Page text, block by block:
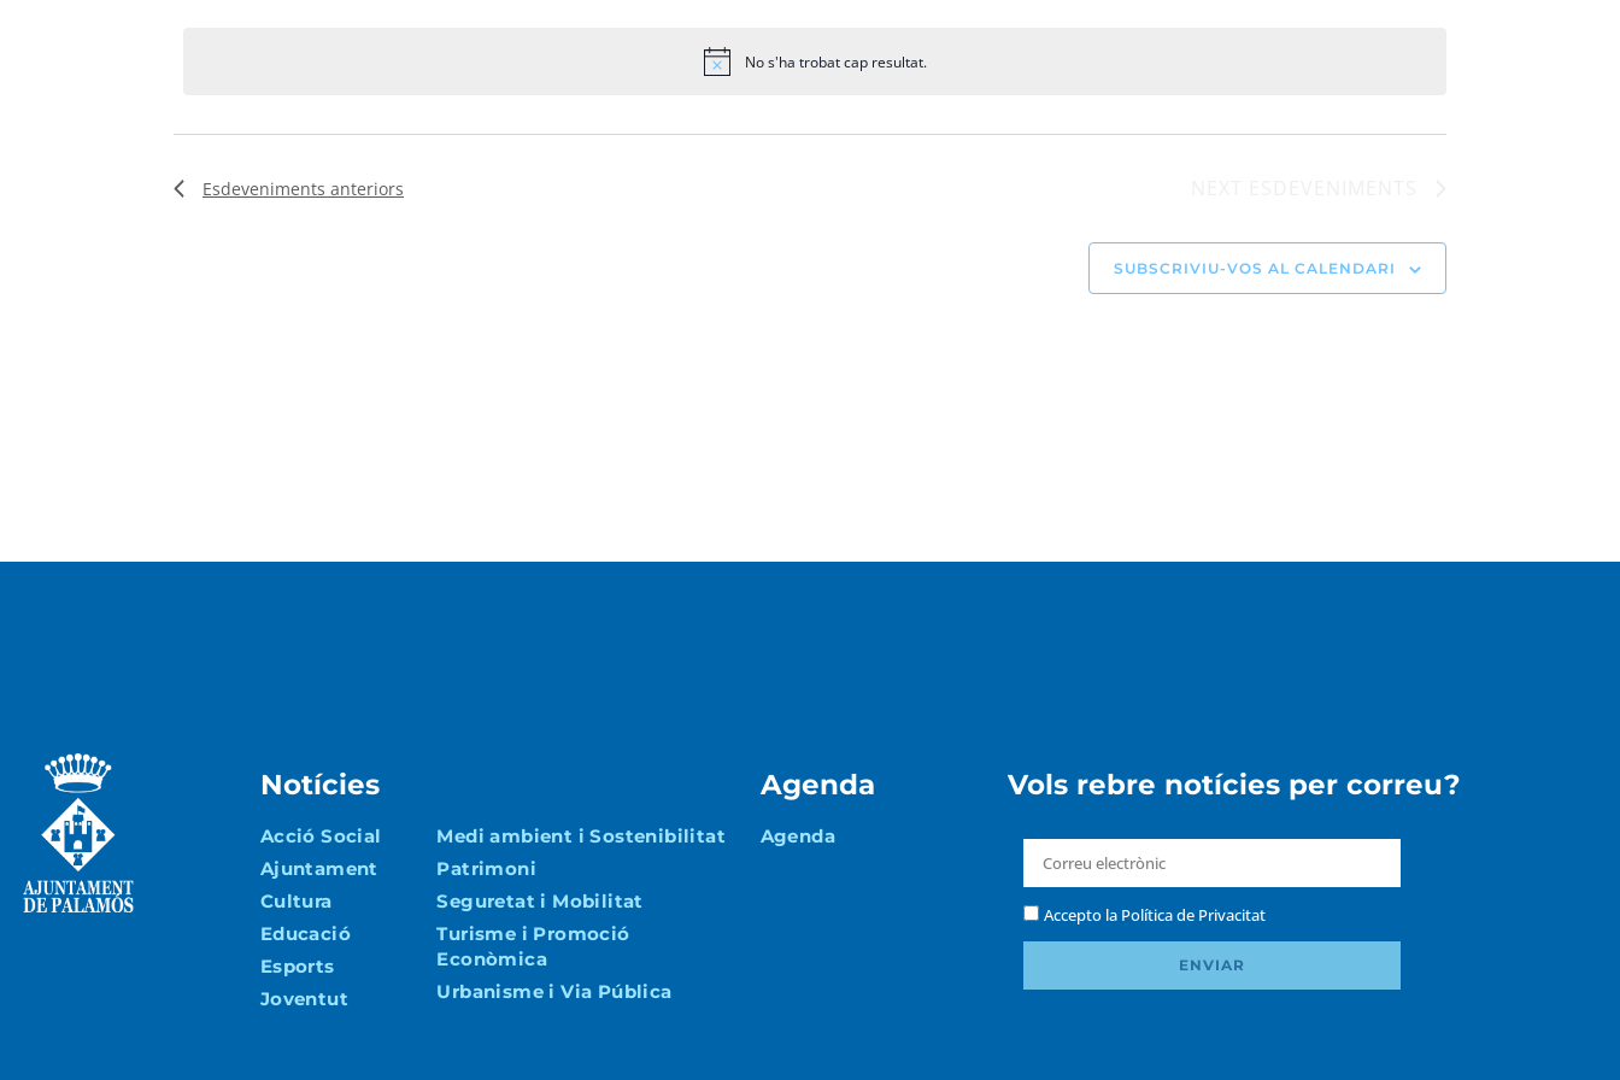
Avís
No s'ha trobat cap resultat.
Esdeveniments anteriors
SUBSCRIVIU-VOS AL CALENDARI
Notícies Agenda Vols rebre notícies per correu?
Acció Social
Ajuntament
Cultura
Educació
Esports
Joventut
Medi ambient i Sostenibilitat
Patrimoni
Seguretat i Mobilitat
Turisme i Promoció
Econòmica
Urbanisme i Via Pública
Agenda
Accepto la Política de Privacitat
ENVIAR